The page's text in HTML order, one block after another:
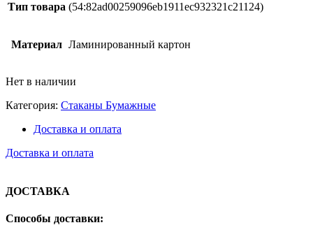
Тип товара (54:82ad00259096eb1911ec932321c21124)
Материал Ламинированный картон
Нет в наличии
Категория: Стаканы Бумажные
Доставка и оплата
Доставка и оплата
ДОСТАВКА
Способы доставки: